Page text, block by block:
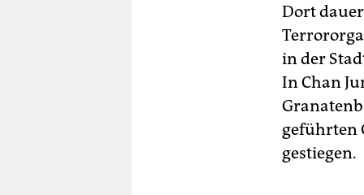
Dort
in der
In Chan
geführten
gestiegen.